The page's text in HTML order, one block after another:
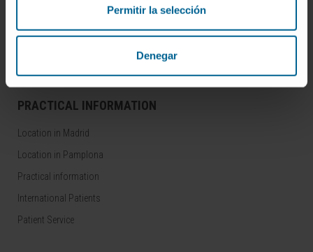
Permitir la selección
Denegar
Awards and accreditations
Corporate Social Responsibility
PRACTICAL INFORMATION
Location in Madrid
Location in Pamplona
Practical information
International Patients
Patient Service